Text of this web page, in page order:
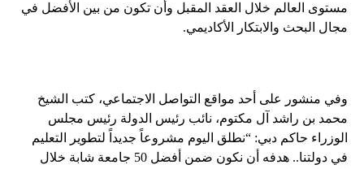
مستوى العالم خلال العقد المقبل وأن تكون من بين الأفضل في
مجال البحث والابتكار الأكاديمي.
وفي منشور على أحد مواقع التواصل الاجتماعي، كتب الشيخ
محمد بن راشد آل مكتوم، نائب رئيس الدولة رئيس مجلس
الوزراء حاكم دبي: “نطلق اليوم مشروعاً جديداً لتطوير التعليم
في دولتنا.. هدفه أن نكون ضمن أفضل 50 جامعة شابة خلال